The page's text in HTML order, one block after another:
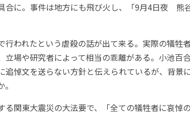
に。事件は地方にも飛び火し、「9月4日夜 熊谷
われたという虐殺の話が出て来る。実際の犠牲
立場や研究者によって相当の乖離がある。小池百
悼文を送らない方針と伝えられているが、背景に
関東大震災の大法要で、「全ての犠牲者に哀悼